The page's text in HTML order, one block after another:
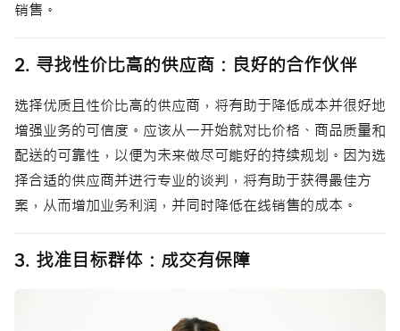
销售。
2. 寻找性价比高的供应商：良好的合作伙伴
选择优质且性价比高的供应商，将有助于降低成本并很好地
增强业务的可信度。应该从一开始就对比价格、商品质量和
配送的可靠性，以便为未来做尽可能好的持续规划。因为选
择合适的供应商并进行专业的谈判，将有助于获得最佳方
案，从而增加业务利润，并同时降低在线销售的成本。
3. 找准目标群体：成交有保障